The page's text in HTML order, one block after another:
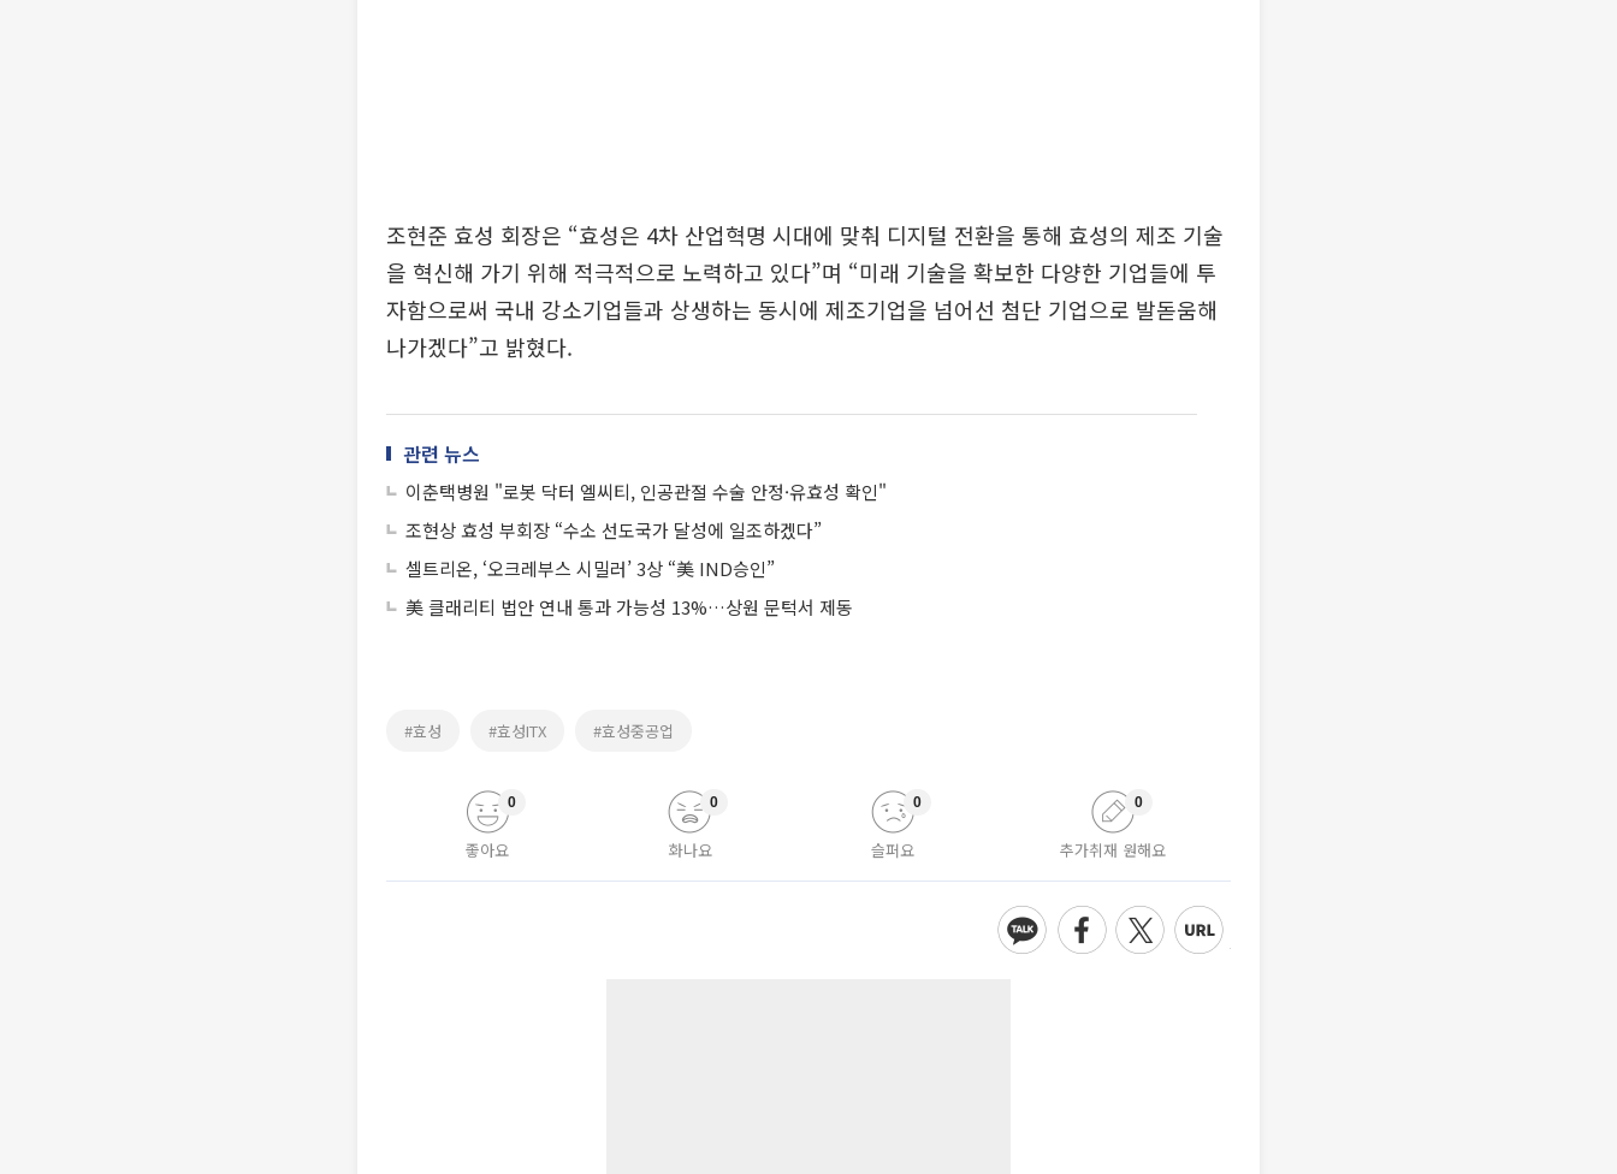
조현준 효성 회장은 “효성은 4차 산업혁명 시대에 맞춰 디지털 전환을 통해 효성의 제조 기술
을 혁신해 가기 위해 적극적으로 노력하고 있다”며 “미래 기술을 확보한 다양한 기업들에 투
자함으로써 국내 강소기업들과 상생하는 동시에 제조기업을 넘어선 첨단 기업으로 발돋움해
나가겠다”고 밝혔다.
관련 뉴스
이춘택병원 "로봇 닥터 엘씨티, 인공관절 수술 안정·유효성 확인"
조현상 효성 부회장 “수소 선도국가 달성에 일조하겠다”
셀트리온, ‘오크레부스 시밀러’ 3상 “美 IND승인”
美 클래리티 법안 연내 통과 가능성 13%…상원 문턱서 제동
#효성 #효성ITX #효성중공업
좋아요
0
화나요
0
슬퍼요
0
추가취재 원해요
0